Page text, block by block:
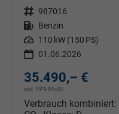
Fahrzeugnr. 987016
Kraftstoff Benzin
Leistung 110 kW (150 PS)
01.06.2026
35.490,– €
incl. 19% MwSt.
Verbrauch kombiniert: